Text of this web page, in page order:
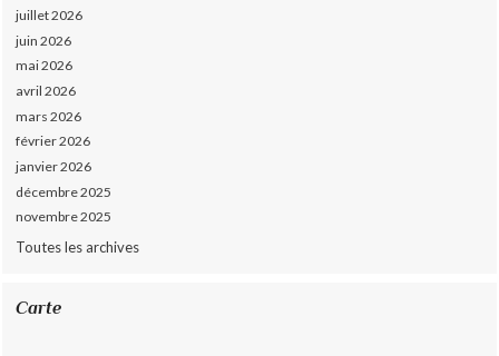
juillet 2026
juin 2026
mai 2026
avril 2026
mars 2026
février 2026
janvier 2026
décembre 2025
novembre 2025
Toutes les archives
Carte